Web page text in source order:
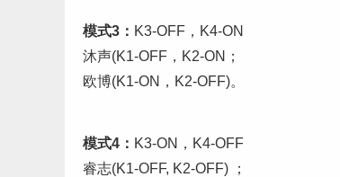
模式3： K3-OFF，K4-ON
沐声(K1-OFF，K2-ON；
欧博(K1-ON，K2-OFF)。
模式4： K3-ON，K4-OFF
睿志(K1-OFF, K2-OFF) ；